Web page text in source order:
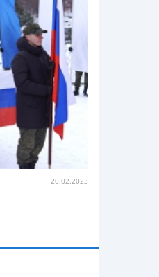
20.02.2023